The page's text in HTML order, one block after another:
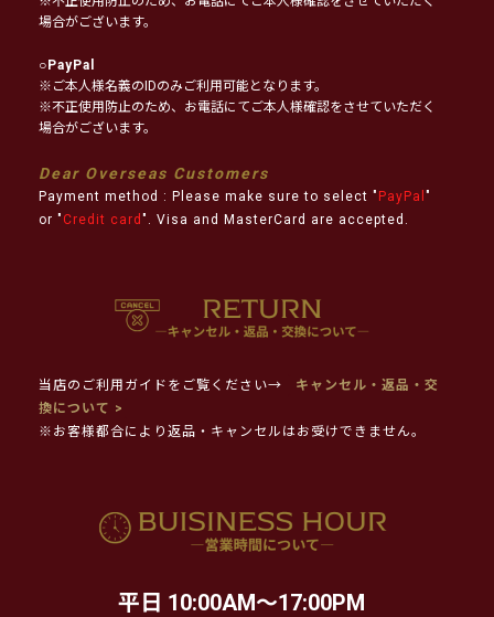
場合がございます。
○PayPal
※ご本人様名義のIDのみご利用可能となります。
※不正使用防止のため、お電話にてご本人様確認をさせていただく
場合がございます。
Dear Overseas Customers
Payment method : Please make sure to select " PayPal "
or " Credit card ". Visa and MasterCard are accepted.
当店のご利用ガイドをご覧ください→
キャンセル・返品・交
換について >
※お客様都合により返品・キャンセルはお受けできません。
平日 10:00AM～17:00PM